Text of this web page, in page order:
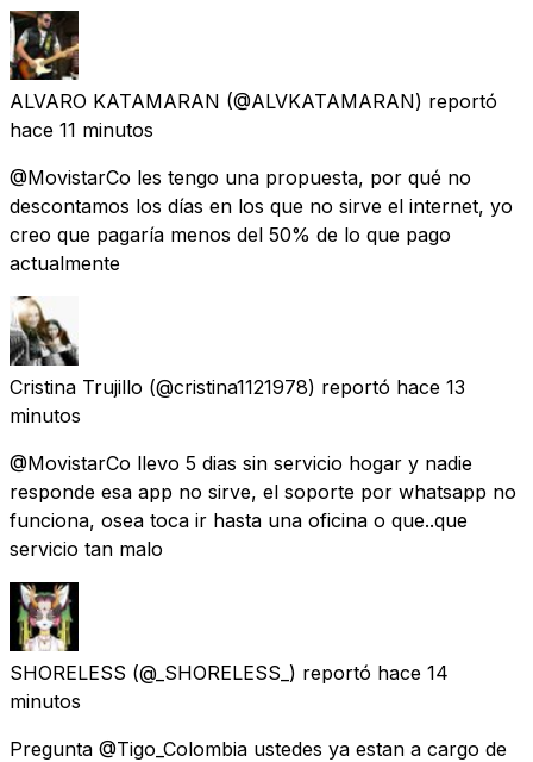
ALVARO KATAMARAN (@ALVKATAMARAN) reportó
hace 11 minutos
@MovistarCo les tengo una propuesta, por qué no
descontamos los días en los que no sirve el internet, yo
creo que pagaría menos del 50% de lo que pago
actualmente
Cristina Trujillo (@cristina1121978) reportó hace 13
minutos
@MovistarCo llevo 5 dias sin servicio hogar y nadie
responde esa app no sirve, el soporte por whatsapp no
funciona, osea toca ir hasta una oficina o que..que
servicio tan malo
SHORELESS (@_SHORELESS_) reportó hace 14
minutos
Pregunta @Tigo_Colombia ustedes ya estan a cargo de